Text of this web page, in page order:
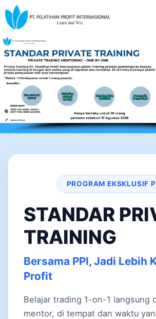
PROGRAM EKSKLUSIF
STANDAR
TRAINING
Bersama PPI, Jadi Lebih
Profit
Belajar trading 1-on-1 langsung
mentor, di tempat dan waktu